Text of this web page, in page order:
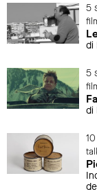
5
di
5
di